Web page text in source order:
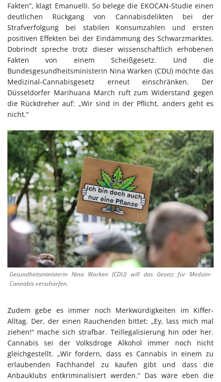
Fakten“, klagt Emanuelli. So belege die EKOCAN-Studie einen
deutlichen Rückgang von Cannabisdelikten bei der
Strafverfolgung bei stabilen Konsumzahlen und ersten
positiven Effekten bei der Eindämmung des Schwarzmarktes.
Dobrindt spreche trotz dieser wissenschaftlich erhobenen
Fakten von einem Scheißgesetz. Und die
Bundesgesundheitsministerin Nina Warken (CDU) möchte das
Medizinal-Cannabisgesetz erneut einschränken. Der
Düsseldorfer Marihuana March ruft zum Widerstand gegen
die Rückdreher auf: „Wir sind in der Pflicht, anders geht es
nicht.“
Gesundheitsministerin Nina Warken (CDU) will das Gesetz für Medizin-
Cannabis verschärfen.
Zudem gebe es immer noch Merkwürdigkeiten im Kiffer-
Alltag. Der, der einen Rauchenden bittet: „Ey, lass mich mal
ziehen!“ mache sich strafbar. Teillegalisierung hin oder her.
Cannabis sei der Volksdroge Alkohol immer noch nicht
gleichgestellt. „Wir fordern, dass es Cannabis in einem zu
erlaubenden Fachhandel zu kaufen gibt und dass die
Anbauklubs entkriminalisiert werden.“ Das wäre eben die